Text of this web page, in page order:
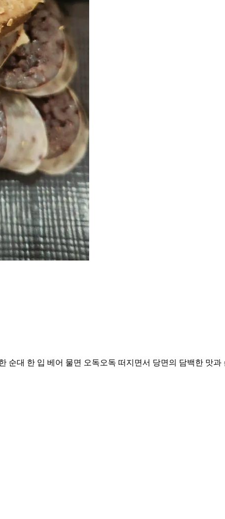
순대 한 입 베어 물면 오독오독 떠지면서 당면의 담백한 맛